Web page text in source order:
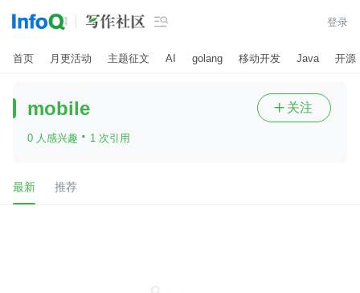
 登录
首页 月更活动 主题征文 AI golang 移动开发 Java 开源
mobile
0 人感兴趣 · 1 次引用
 关注
最新 推荐